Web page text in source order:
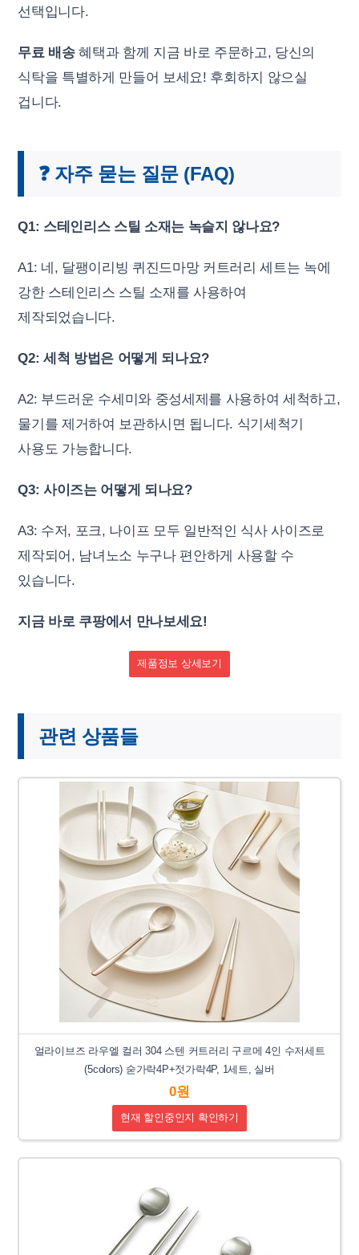
선택입니다.
무료 배송혜택과 함께 지금 바로 주문하고, 당신의
식탁을 특별하게 만들어 보세요! 후회하지 않으실
겁니다.
❓ 자주 묻는 질문 (FAQ)
Q1: 스테인리스 스틸 소재는 녹슬지 않나요?
A1: 네, 달팽이리빙 퀴진드마망 커트러리 세트는 녹에
강한 스테인리스 스틸 소재를 사용하여
제작되었습니다.
Q2: 세척 방법은 어떻게 되나요?
A2: 부드러운 수세미와 중성세제를 사용하여 세척하고,
물기를 제거하여 보관하시면 됩니다. 식기세척기
사용도 가능합니다.
Q3: 사이즈는 어떻게 되나요?
A3: 수저, 포크, 나이프 모두 일반적인 식사 사이즈로
제작되어, 남녀노소 누구나 편안하게 사용할 수
있습니다.
지금 바로 쿠팡에서 만나보세요!
제품정보 상세보기
관련 상품들
얼라이브즈 라우엘 컬러 304 스텐 커트러리 구르메 4인 수저세트
(5colors) 숟가락4P+젓가락4P, 1세트, 실버
0원
현재 할인중인지 확인하기